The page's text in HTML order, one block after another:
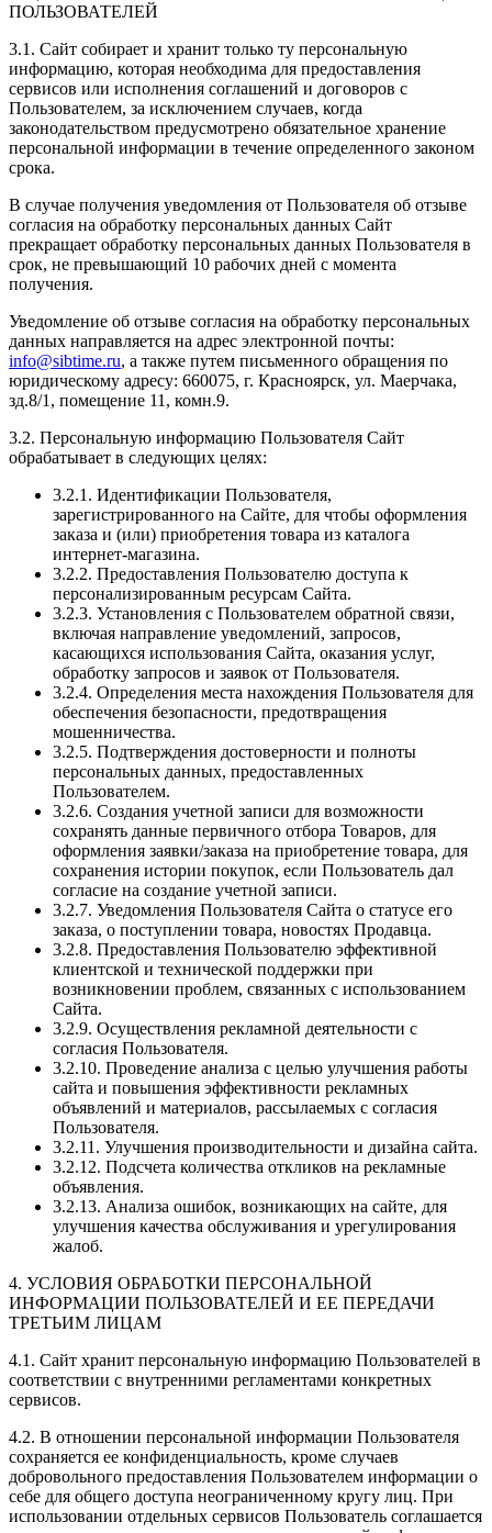
ПОЛЬЗОВАТЕЛЕЙ
3.1. Сайт собирает и хранит только ту персональную
информацию, которая необходима для предоставления
сервисов или исполнения соглашений и договоров с
Пользователем, за исключением случаев, когда
законодательством предусмотрено обязательное хранение
персональной информации в течение определенного законом
срока.
В случае получения уведомления от Пользователя об отзыве
согласия на обработку персональных данных Сайт
прекращает обработку персональных данных Пользователя в
срок, не превышающий 10 рабочих дней с момента
получения.
Уведомление об отзыве согласия на обработку персональных
данных направляется на адрес электронной почты:
info@sibtime.ru, а также путем письменного обращения по
юридическому адресу: 660075, г. Красноярск, ул. Маерчака,
зд.8/1, помещение 11, комн.9.
3.2. Персональную информацию Пользователя Сайт
обрабатывает в следующих целях:
3.2.1. Идентификации Пользователя,
зарегистрированного на Сайте, для чтобы оформления
заказа и (или) приобретения товара из каталога
интернет-магазина.
3.2.2. Предоставления Пользователю доступа к
персонализированным ресурсам Сайта.
3.2.3. Установления с Пользователем обратной связи,
включая направление уведомлений, запросов,
касающихся использования Сайта, оказания услуг,
обработку запросов и заявок от Пользователя.
3.2.4. Определения места нахождения Пользователя для
обеспечения безопасности, предотвращения
мошенничества.
3.2.5. Подтверждения достоверности и полноты
персональных данных, предоставленных
Пользователем.
3.2.6. Создания учетной записи для возможности
сохранять данные первичного отбора Товаров, для
оформления заявки/заказа на приобретение товара, для
сохранения истории покупок, если Пользователь дал
согласие на создание учетной записи.
3.2.7. Уведомления Пользователя Сайта о статусе его
заказа, о поступлении товара, новостях Продавца.
3.2.8. Предоставления Пользователю эффективной
клиентской и технической поддержки при
возникновении проблем, связанных с использованием
Сайта.
3.2.9. Осуществления рекламной деятельности с
согласия Пользователя.
3.2.10. Проведение анализа с целью улучшения работы
сайта и повышения эффективности рекламных
объявлений и материалов, рассылаемых с согласия
Пользователя.
3.2.11. Улучшения производительности и дизайна сайта.
3.2.12. Подсчета количества откликов на рекламные
объявления.
3.2.13. Анализа ошибок, возникающих на сайте, для
улучшения качества обслуживания и урегулирования
жалоб.
4. УСЛОВИЯ ОБРАБОТКИ ПЕРСОНАЛЬНОЙ
ИНФОРМАЦИИ ПОЛЬЗОВАТЕЛЕЙ И ЕЕ ПЕРЕДАЧИ
ТРЕТЬИМ ЛИЦАМ
4.1. Сайт хранит персональную информацию Пользователей в
соответствии с внутренними регламентами конкретных
сервисов.
4.2. В отношении персональной информации Пользователя
сохраняется ее конфиденциальность, кроме случаев
добровольного предоставления Пользователем информации о
себе для общего доступа неограниченному кругу лиц. При
использовании отдельных сервисов Пользователь соглашается